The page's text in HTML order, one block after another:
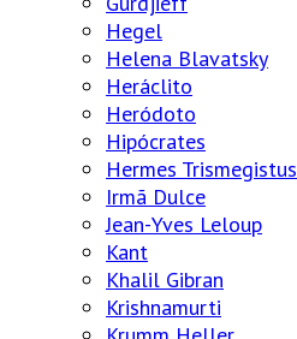
Hegel
Helena Blavatsky
Heráclito
Heródoto
Hipócrates
Hermes Trismegistus
Irmã Dulce
Jean-Yves Leloup
Kant
Khalil Gibran
Krishnamurti